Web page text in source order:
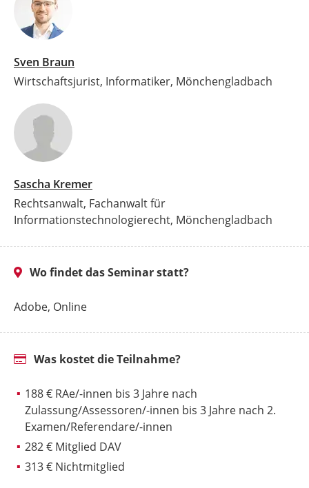
Sven Braun
Wirtschaftsjurist, Informatiker, Mönchengladbach
Sascha Kremer
Rechtsanwalt, Fachanwalt für
Informationstechnologierecht, Mönchengladbach
Wo findet das Seminar statt?
Adobe, Online
Was kostet die Teilnahme?
188 € RAe/-innen bis 3 Jahre nach
Zulassung/Assessoren/-innen bis 3 Jahre nach 2.
Examen/Referendare/-innen
282 € Mitglied DAV
313 € Nichtmitglied